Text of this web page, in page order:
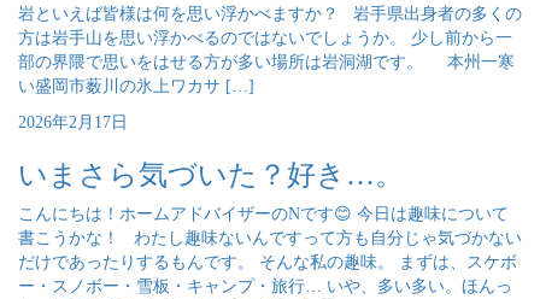
岩といえば皆様は何を思い浮かべますか？ 岩手県出身者の多くの
方は岩手山を思い浮かべるのではないでしょうか。 少し前から一
部の界隈で思いをはせる方が多い場所は岩洞湖です。 本州一寒
い盛岡市薮川の氷上ワカサ […]
2026年2月17日
いまさら気づいた？好き…。
こんにちは！ホームアドバイザーのNです😊 今日は趣味について
書こうかな！ わたし趣味ないんですって方も自分じゃ気づかない
だけであったりするもんです。 そんな私の趣味。 まずは、スケボ
ー・スノボー・雪板・キャンプ・旅行… いや、多い多い。ほんっ